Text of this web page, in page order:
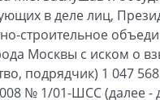
в деле лиц,
строительное
Москвы с иском о
подрядчик) 1 047
№ 1/01-ШСС (далее -